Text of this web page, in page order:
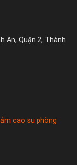
An, Quận 2, Thành
cao su phòng